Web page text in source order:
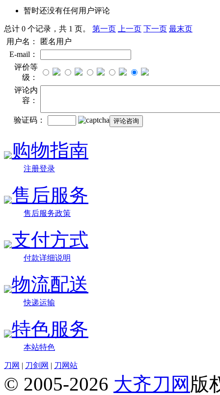
暂时还没有任何用户评论
总计 0 个记录，共 1 页。 第一页 上一页 下一页 最末页
用户名：
匿名用户
E-mail：
评价等
级：
评论内
容：
验证码：
购物指南
注册登录
售后服务
售后服务政策
支付方式
付款详细说明
物流配送
快递运输
特色服务
本站特色
刀网 | 刀剑网 | 刀网站
© 2005-2026 大齐刀网 版